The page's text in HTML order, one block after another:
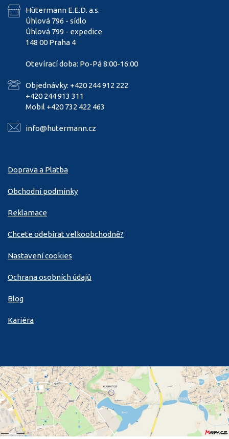
Hütermann E.E.D. a.s.
Úhlová 796 - sídlo
Úhlová 799 - expedice
148 00 Praha 4
Otevírací doba: Po-Pá 8:00-16:00
Objednávky: +420 244 912 222
+420 244 913 311
Mobil +420 732 422 463
info@hutermann.cz
Doprava a Platba
Obchodní podmínky
Reklamace
Chcete odebírat velkoobchodně?
Nastavení cookies
Ochrana osobních údajů
Blog
Kariéra